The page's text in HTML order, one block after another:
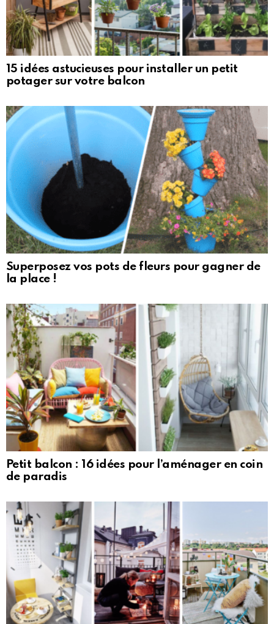
15 idées astucieuses pour installer un petit
potager sur votre balcon
Superposez vos pots de fleurs pour gagner de
la place !
Petit balcon : 16 idées pour l’aménager en coin
de paradis